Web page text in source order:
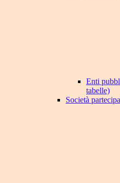
Enti
tabelle)
Società